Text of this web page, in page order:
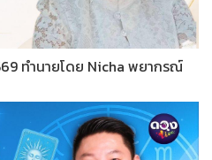
ทำนายโดย Nicha พยากรณ์